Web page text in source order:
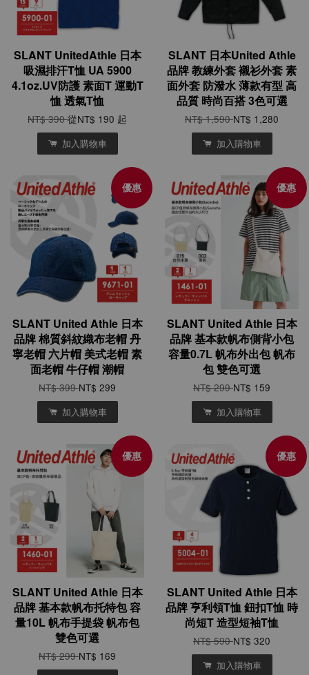
SLANT UnitedAthle 日本
吸濕排汗T恤 UA 5900
4.1oz.UV防護 素面T 運動T
恤 透氣T恤
NT$ 390從NT$ 190 起
加入購物車
SLANT 日本United Athle
品牌 教練外套 襯衫外套 素
面外套 防潑水 薄款有型 高
品質 時尚百搭 3色可選
NT$ 1,590NT$ 1,280
加入購物車
優惠
SLANT United Athle 日本
品牌 棉質斜紋織布老帽 丹
寧老帽 六片帽 美式老帽 素
面老帽 牛仔帽 潮帽
NT$ 399NT$ 299
加入購物車
優惠
SLANT United Athle 日本
品牌 基本款帆布側背小包
容量0.7L 帆布外出包 帆布
包 雙色可選
NT$ 299NT$ 159
加入購物車
優惠
SLANT United Athle 日本
品牌 基本款帆布托特包 容
量10L 帆布手提袋 帆布包
雙色可選
NT$ 299NT$ 169
優惠
SLANT United Athle 日本
品牌 亨利領T恤 鈕扣T恤 時
尚短T 造型短袖T恤
NT$ 590NT$ 320
加入購物車